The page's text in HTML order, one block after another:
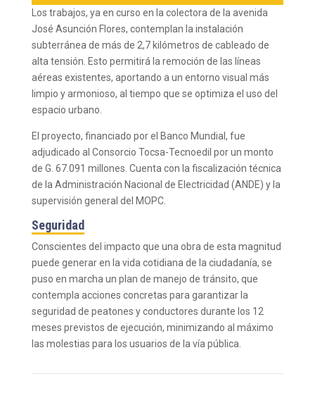
Los trabajos, ya en curso en la colectora de la avenida
José Asunción Flores, contemplan la instalación
subterránea de más de 2,7 kilómetros de cableado de
alta tensión. Esto permitirá la remoción de las líneas
aéreas existentes, aportando a un entorno visual más
limpio y armonioso, al tiempo que se optimiza el uso del
espacio urbano.
El proyecto, financiado por el Banco Mundial, fue
adjudicado al Consorcio Tocsa-Tecnoedil por un monto
de G. 67.091 millones. Cuenta con la fiscalización técnica
de la Administración Nacional de Electricidad (ANDE) y la
supervisión general del MOPC.
Seguridad
Conscientes del impacto que una obra de esta magnitud
puede generar en la vida cotidiana de la ciudadanía, se
puso en marcha un plan de manejo de tránsito, que
contempla acciones concretas para garantizar la
seguridad de peatones y conductores durante los 12
meses previstos de ejecución, minimizando al máximo
las molestias para los usuarios de la vía pública.